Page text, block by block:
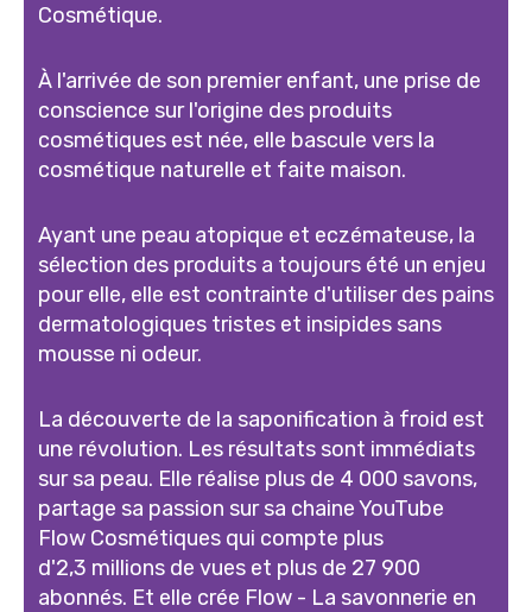
Cosmétique.
À l'arrivée de son premier enfant, une prise de
conscience sur l'origine des produits
cosmétiques est née, elle bascule vers la
cosmétique naturelle et faite maison.
Ayant une peau atopique et eczémateuse, la
sélection des produits a toujours été un enjeu
pour elle, elle est contrainte d'utiliser des pains
dermatologiques tristes et insipides sans
mousse ni odeur.
La découverte de la saponification à froid est
une révolution. Les résultats sont immédiats
sur sa peau. Elle réalise plus de 4 000 savons,
partage sa passion sur sa chaine YouTube
Flow Cosmétiques qui compte plus
d'2,3 millions de vues et plus de 27 900
abonnés. Et elle crée Flow - La savonnerie en